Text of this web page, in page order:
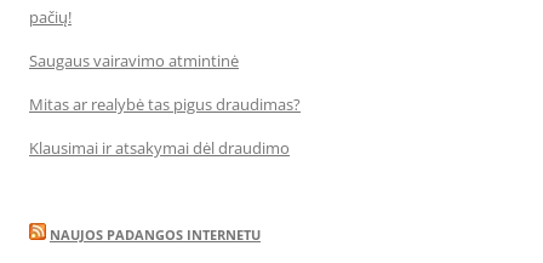
pačių!
Saugaus vairavimo atmintinė
Mitas ar realybė tas pigus draudimas?
Klausimai ir atsakymai dėl draudimo
NAUJOS PADANGOS INTERNETU